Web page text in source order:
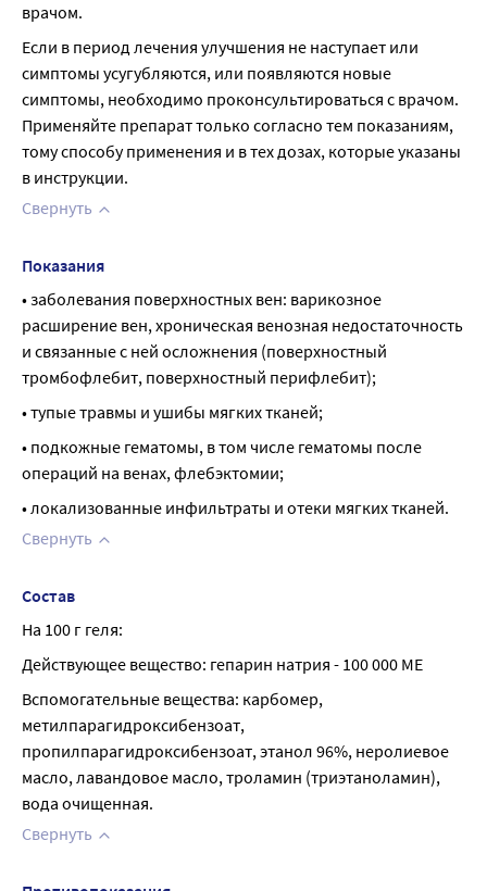
врачом.
Если в период лечения улучшения не наступает или
симптомы усугубляются, или появляются новые
симптомы, необходимо проконсультироваться с врачом.
Применяйте препарат только согласно тем показаниям,
тому способу применения и в тех дозах, которые указаны
в инструкции.
Свернуть
Показания
• заболевания поверхностных вен: варикозное
расширение вен, хроническая венозная недостаточность
и связанные с ней осложнения (поверхностный
тромбофлебит, поверхностный перифлебит);
• тупые травмы и ушибы мягких тканей;
• подкожные гематомы, в том числе гематомы после
операций на венах, флебэктомии;
• локализованные инфильтраты и отеки мягких тканей.
Свернуть
Состав
На 100 г геля:
Действующее вещество: гепарин натрия - 100 000 МЕ
Вспомогательные вещества: карбомер,
метилпарагидроксибензоат,
пропилпарагидроксибензоат, этанол 96%, неролиевое
масло, лавандовое масло, троламин (триэтаноламин),
вода очищенная.
Свернуть